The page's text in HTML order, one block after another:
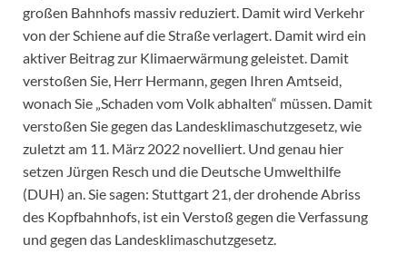
großen Bahnhofs massiv reduziert. Damit wird Verkehr
von der Schiene auf die Straße verlagert. Damit wird ein
aktiver Beitrag zur Klimaerwärmung geleistet. Damit
verstoßen Sie, Herr Hermann, gegen Ihren Amtseid,
wonach Sie „Schaden vom Volk abhalten“ müssen. Damit
verstoßen Sie gegen das Landesklimaschutzgesetz, wie
zuletzt am 11. März 2022 novelliert. Und genau hier
setzen Jürgen Resch und die Deutsche Umwelthilfe
(DUH) an. Sie sagen: Stuttgart 21, der drohende Abriss
des Kopfbahnhofs, ist ein Verstoß gegen die Verfassung
und gegen das Landesklimaschutzgesetz.